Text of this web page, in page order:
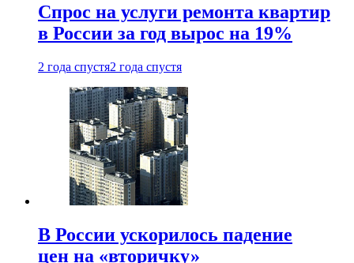
Спрос на услуги ремонта квартир
в России за год вырос на 19%
2 года спустя2 года спустя
В России ускорилось падение
цен на «вторичку»